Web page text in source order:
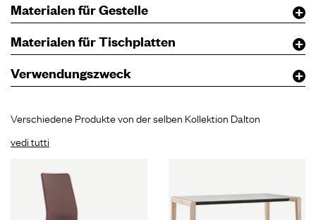
Materialen für Gestelle
Materialen für Tischplatten
Verwendungszweck
Verschiedene Produkte von der selben Kollektion Dalton
vedi tutti